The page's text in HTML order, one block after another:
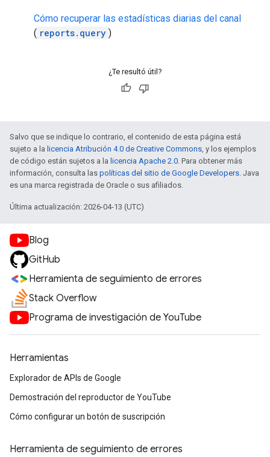
Cómo recuperar las estadísticas diarias del canal
( reports.query )
¿Te resultó útil?
Salvo que se indique lo contrario, el contenido de esta página está
sujeto a la licencia Atribución 4.0 de Creative Commons, y los ejemplos
de código están sujetos a la licencia Apache 2.0. Para obtener más
información, consulta las políticas del sitio de Google Developers. Java
es una marca registrada de Oracle o sus afiliados.
Última actualización: 2026-04-13 (UTC)
Blog
GitHub
Herramienta de seguimiento de errores
Stack Overflow
Programa de investigación de YouTube
Herramientas
Explorador de APIs de Google
Demostración del reproductor de YouTube
Cómo configurar un botón de suscripción
Herramienta de seguimiento de errores